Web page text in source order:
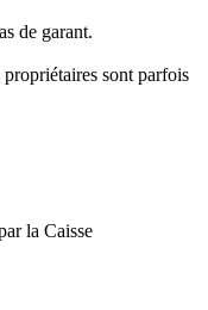
de garant.
sont parfois
la Caisse